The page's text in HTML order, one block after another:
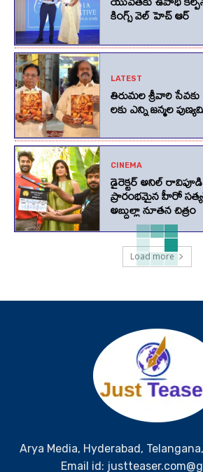
కింగ్స్‌ వెల్‌ హెచ్‌ ఆర్‌
LATEST
తిరుమల శ్రీవారి
లకు ఎన్ని జన్మల
CINEMA
డైరెక్టర్ అనిల్
ప్రారంభమైన హీరో
అబ్దుల్లా నూతన చిత్రం
Load more
Arya Media, Hyderabad,
Email id: